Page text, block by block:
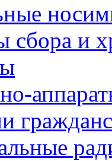
сбора и